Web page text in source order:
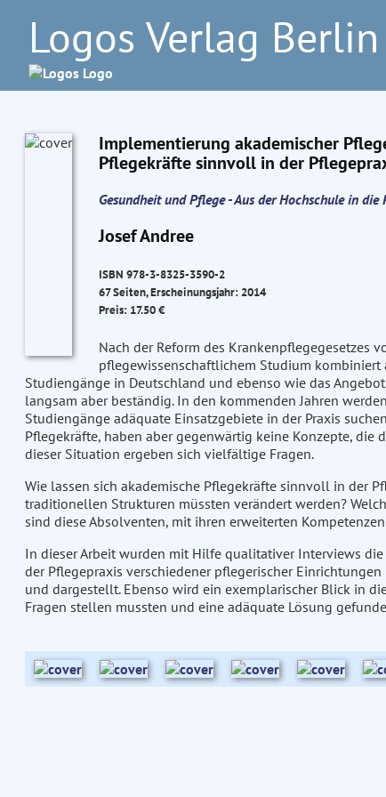
Logos Verlag Berlin
Implementierung akademischer
Pflegekräfte sinnvoll in der
Gesundheit und Pflege - Aus der Hochschule in die
Josef Andree
ISBN 978-3-8325-3590-2
67 Seiten, Erscheinungsjahr: 2014
Preis: 17.50 €
Nach der Reform des Krankenpflegegesetzes
pflegewissenschaftlichem Studium
Studiengänge in Deutschland und ebenso wie das
langsam aber beständig. In den kommenden Jahren
Studiengänge adäquate Einsatzgebiete in der Praxis
Pflegekräfte, haben aber gegenwärtig keine Konzepte, die
dieser Situation ergeben sich vielfältige Fragen.
Wie lassen sich akademische Pflegekräfte sinnvoll in der
traditionellen Strukturen müssten verändert werden?
sind diese Absolventen, mit ihren erweiterten
In dieser Arbeit wurden mit Hilfe qualitativer Interviews
der Pflegepraxis verschiedener pflegerischer
und dargestellt. Ebenso wird ein exemplarischer Blick in
Fragen stellen mussten und eine adäquate Lösung